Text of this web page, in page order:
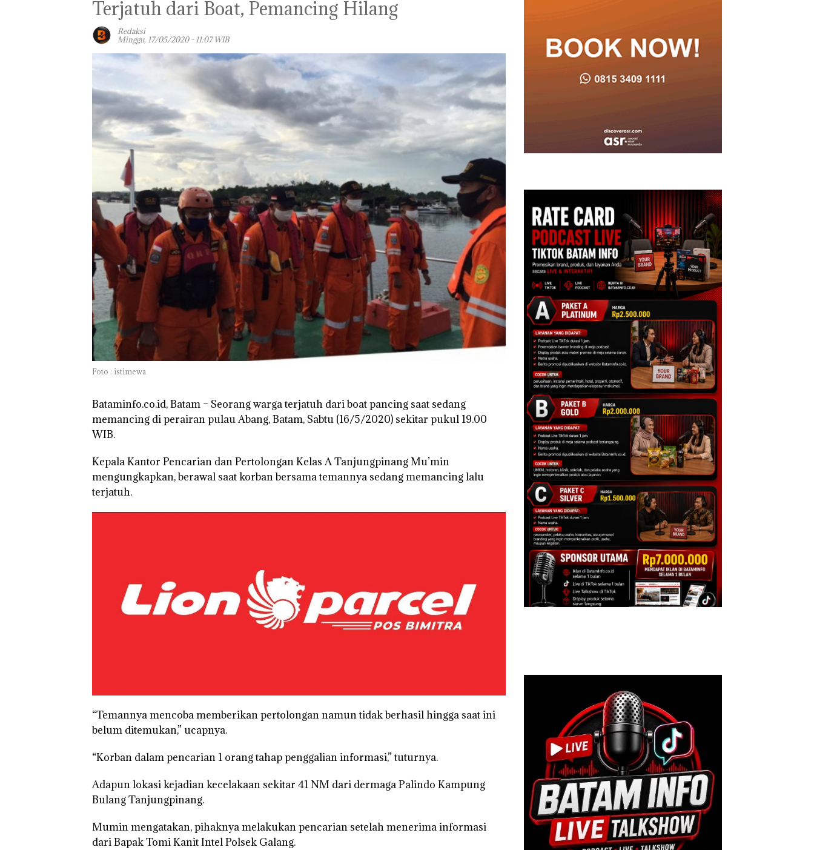
Terjatuh dari Boat, Pemancing Hilang
Redaksi
Minggu, 17/05/2020 - 11:07 WIB
Foto : istimewa
Bataminfo.co.id, Batam – Seorang warga terjatuh dari boat pancing saat sedang
memancing di perairan pulau Abang, Batam, Sabtu (16/5/2020) sekitar pukul 19.00
WIB.
Kepala Kantor Pencarian dan Pertolongan Kelas A Tanjungpinang Mu’min
mengungkapkan, berawal saat korban bersama temannya sedang memancing lalu
terjatuh.
“Temannya mencoba memberikan pertolongan namun tidak berhasil hingga saat ini
belum ditemukan,” ucapnya.
“Korban dalam pencarian 1 orang tahap penggalian informasi,” tuturnya.
Adapun lokasi kejadian kecelakaan sekitar 41 NM dari dermaga Palindo Kampung
Bulang Tanjungpinang.
Mumin mengatakan, pihaknya melakukan pencarian setelah menerima informasi
dari Bapak Tomi Kanit Intel Polsek Galang.